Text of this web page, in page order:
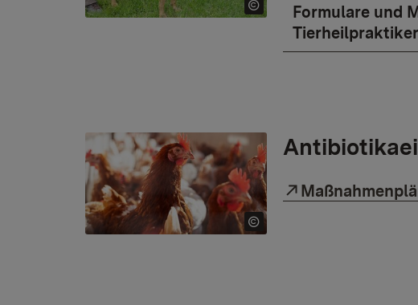
Formulare und
Tierheilpraktiker
External link: